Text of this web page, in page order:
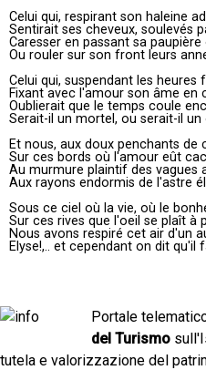
Celui qui, respirant son haleine
Sentirait ses cheveux, soulevés
Caresser en passant sa paupière
Ou rouler sur son front leurs
Celui qui, suspendant les heures
Fixant avec l'amour son âme en
Oublierait que le temps coule
Serait-il un mortel, ou serait-il un
Et nous, aux doux penchants de
Sur ces bords où l'amour eût
Au murmure plaintif des vagues
Aux rayons endormis de l'astre
Sous ce ciel où la vie, où le
Sur ces rives que l'oeil se plaît à
Nous avons respiré cet air d'un
Elyse!,.. et cependant on dit qu'il
Portale
del Turismo
tutela e valorizzazione del